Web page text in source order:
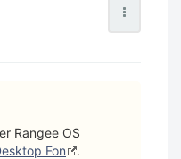
Rangee OS
Fon .